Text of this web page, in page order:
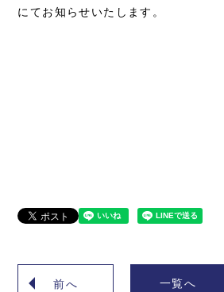
にてお知らせいたします。
前へ 一覧へ